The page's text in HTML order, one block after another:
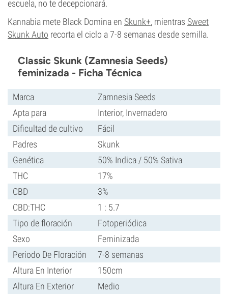
escuela, no te decepcionará.
Kannabia mete Black Domina en Skunk+, mientras Sweet
Skunk Auto recorta el ciclo a 7-8 semanas desde semilla.
Classic Skunk (Zamnesia Seeds)
feminizada - Ficha Técnica
Marca
Zamnesia Seeds
Apta para
Interior, Invernadero
Dificultad de cultivo
Fácil
Padres
Skunk
Genética
50% Indica / 50% Sativa
THC
17%
CBD
3%
CBD:THC
1 : 5.7
Tipo de floración
Fotoperiódica
Sexo
Feminizada
Periodo De Floración
7-8 semanas
Altura En Interior
150cm
Altura En Exterior
Medio